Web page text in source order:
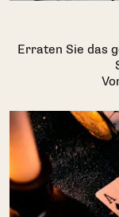
Erraten Sie das